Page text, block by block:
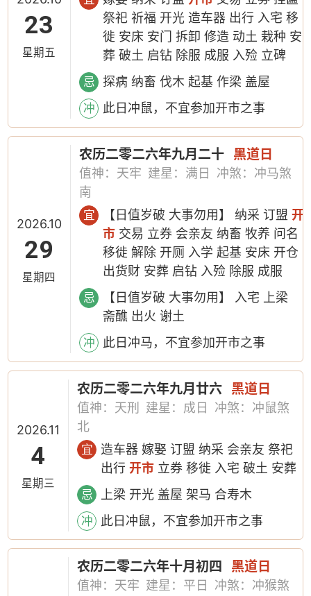
23
星期五
祭祀 祈福 开光 造车器 出行 入宅 移
徙 安床 安门 拆卸 修造 动土 栽种 安
葬 破土 启钻 除服 成服 入殓 立碑
忌 探病 纳畜 伐木 起基 作梁 盖屋
冲 此日冲鼠，不宜参加开市之事
2026.10
29
星期四
农历二零二六年九月二十 黑道日
值神：天牢 建星：满日
冲煞：冲马煞
南
宜 【日值岁破 大事勿用】 纳采 订盟开
市 交易 立券 会亲友 纳畜 牧养 问名
移徙 解除 开厕 入学 起基 安床 开仓
出货财 安葬 启钻 入殓 除服 成服
忌
【日值岁破 大事勿用】 入宅 上梁
斋醮 出火 谢土
冲 此日冲马，不宜参加开市之事
2026.11
4
星期三
农历二零二六年九月廿六 黑道日
值神：天刑 建星：成日
冲煞：冲鼠煞
北
宜
造车器 嫁娶 订盟 纳采 会亲友 祭祀
出行开市 立券 移徙 入宅 破土 安葬
忌 上梁 开光 盖屋 架马 合寿木
冲 此日冲鼠，不宜参加开市之事
农历二零二六年十月初四 黑道日
值神：天牢 建星：平日
冲煞：冲猴煞